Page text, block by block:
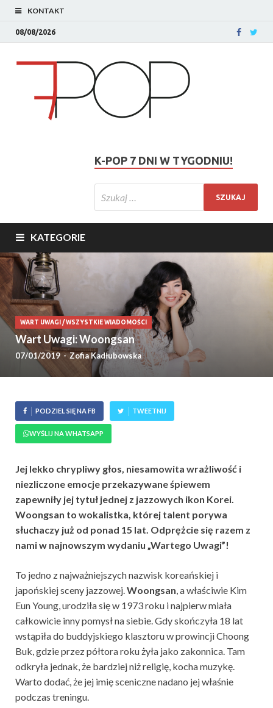
KONTAKT
08/08/2026
K-POP 7 DNI W TYGODNIU!
KATEGORIE
WART UWAGI /WSZYSTKIE WIADOMOŚCI
Wart Uwagi: Woongsan
07/01/2019 -Zofia Kadłubowska
PODZIEL SIĘ NA FB TWEETNIJ
WYŚLIJ NA WHATSAPP
Jej lekko chrypliwy głos, niesamowita wrażliwość i
niezliczone emocje przekazywane śpiewem
zapewniły jej tytuł jednej z jazzowych ikon Korei.
Woongsan to wokalistka, której talent porywa
słuchaczy już od ponad 15 lat. Odprężcie się razem z
nami w najnowszym wydaniu „Wartego Uwagi”!
To jedno z najważniejszych nazwisk koreańskiej i
japońskiej sceny jazzowej.Woongsan, a właściwie Kim
Eun Young, urodziła się w 1973 roku i najpierw miała
całkowicie inny pomysł na siebie. Gdy skończyła 18 lat
wstąpiła do buddyjskiego klasztoru w prowincji Choong
Buk, gdzie przez półtora roku żyła jako zakonnica. Tam
odkryła jednak, że bardziej niż religię, kocha muzykę.
Warto dodać, że jej imię sceniczne nadano jej właśnie
podczas treningu.